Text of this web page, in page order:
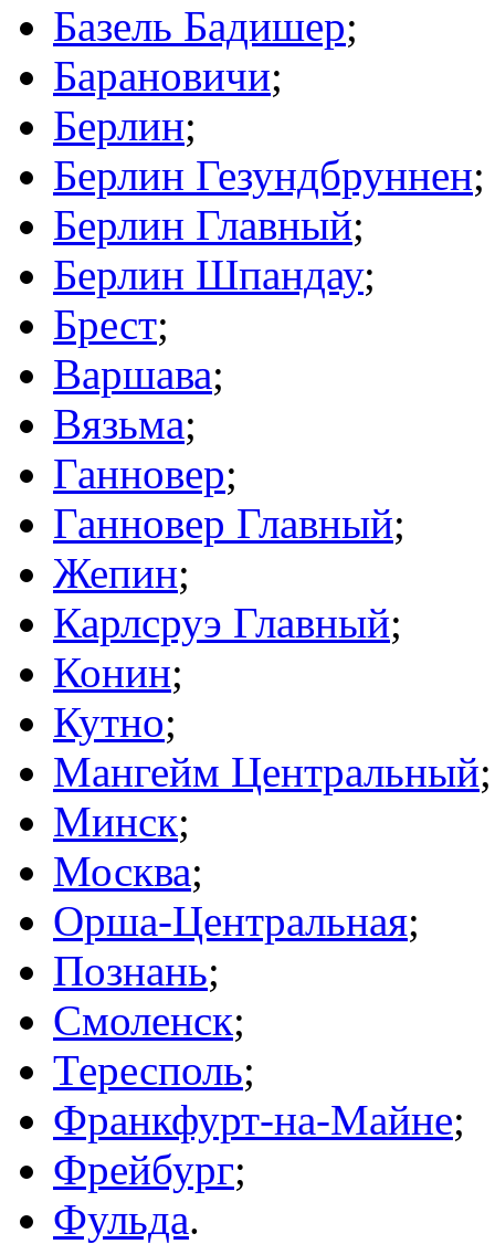
Базель Бадишер;
Барановичи;
Берлин;
Берлин Гезундбруннен;
Берлин Главный;
Берлин Шпандау;
Брест;
Варшава;
Вязьма;
Ганновер;
Ганновер Главный;
Жепин;
Карлсруэ Главный;
Конин;
Кутно;
Мангейм Центральный;
Минск;
Москва;
Орша-Центральная;
Познань;
Смоленск;
Тересполь;
Франкфурт-на-Майне;
Фрейбург;
Фульда.